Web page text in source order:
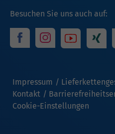
Besuchen Sie uns auch auf:
Impressum
Kontakt
Cookie-Einstellungen